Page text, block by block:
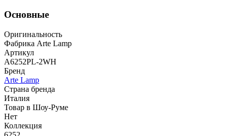
Основные
Оригинальность
Фабрика Arte Lamp
Артикул
A6252PL-2WH
Бренд
Arte Lamp
Страна бренда
Италия
Товар в Шоу-Руме
Нет
Коллекция